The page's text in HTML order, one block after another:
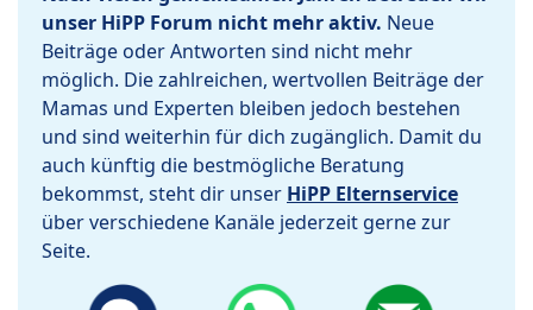
unser HiPP Forum nicht mehr aktiv. Neue
Beiträge oder Antworten sind nicht mehr
möglich. Die zahlreichen, wertvollen Beiträge der
Mamas und Experten bleiben jedoch bestehen
und sind weiterhin für dich zugänglich. Damit du
auch künftig die bestmögliche Beratung
bekommst, steht dir unser HiPP Elternservice
über verschiedene Kanäle jederzeit gerne zur
Seite.